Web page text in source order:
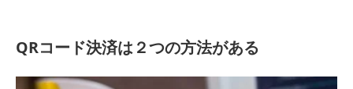
QRコード決済は２つの方法がある